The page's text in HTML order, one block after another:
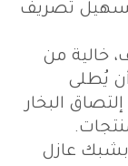
تصريف
خالية من
يُطلى
البخار
بشبك عازل